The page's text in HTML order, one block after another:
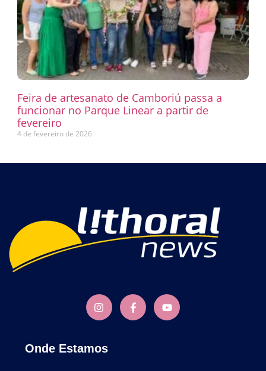
Feira de artesanato de Camboriú passa a
funcionar no Parque Linear a partir de
fevereiro
4 de fevereiro de 2026
Onde Estamos